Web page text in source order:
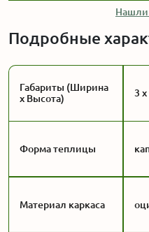
Нашли
Подробные
Габариты (Ширина
x Высота)
3
Форма теплицы
Материал каркаса